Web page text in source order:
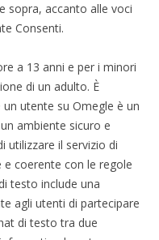
sopra, accanto alle voci
Consenti.
a 13 anni e per i minori
di un adulto. È
utente su Omegle è un
ambiente sicuro e
utilizzare il servizio di
coerente con le regole
testo include una
agli utenti di partecipare
di testo tra due